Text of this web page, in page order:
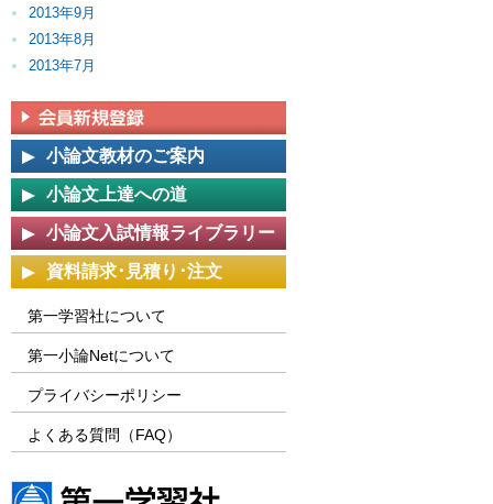
2013年9月
2013年8月
2013年7月
小論文教材のご案内
小論文上達への道
小論文入試情報ライブラリー
資料請求･見積り･注文
第一学習社について
第一小論Netについて
プライバシーポリシー
よくある質問（FAQ）